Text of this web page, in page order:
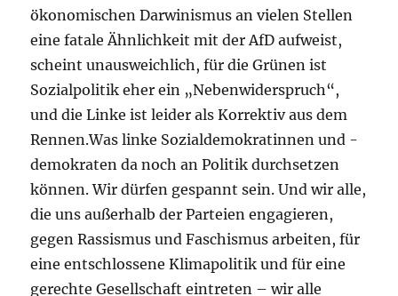
ökonomischen Darwinismus an vielen Stellen
eine fatale Ähnlichkeit mit der AfD aufweist,
scheint unausweichlich, für die Grünen ist
Sozialpolitik eher ein „Nebenwiderspruch“,
und die Linke ist leider als Korrektiv aus dem
Rennen.Was linke Sozialdemokratinnen und -
demokraten da noch an Politik durchsetzen
können. Wir dürfen gespannt sein. Und wir alle,
die uns außerhalb der Parteien engagieren,
gegen Rassismus und Faschismus arbeiten, für
eine entschlossene Klimapolitik und für eine
gerechte Gesellschaft eintreten – wir alle